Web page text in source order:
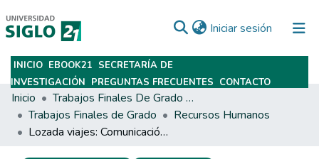
Iniciar sesión (current)
Subir
INICIO EBOOK21 SECRETARÍA DE
INVESTIGACIÓN PREGUNTAS FRECUENTES CONTACTO
Inicio
Trabajos Finales De Grado Y Posgrado
Trabajos Finales de Grado
Recursos Humanos
Lozada viajes: Comunicación y liderazgo en pandemia